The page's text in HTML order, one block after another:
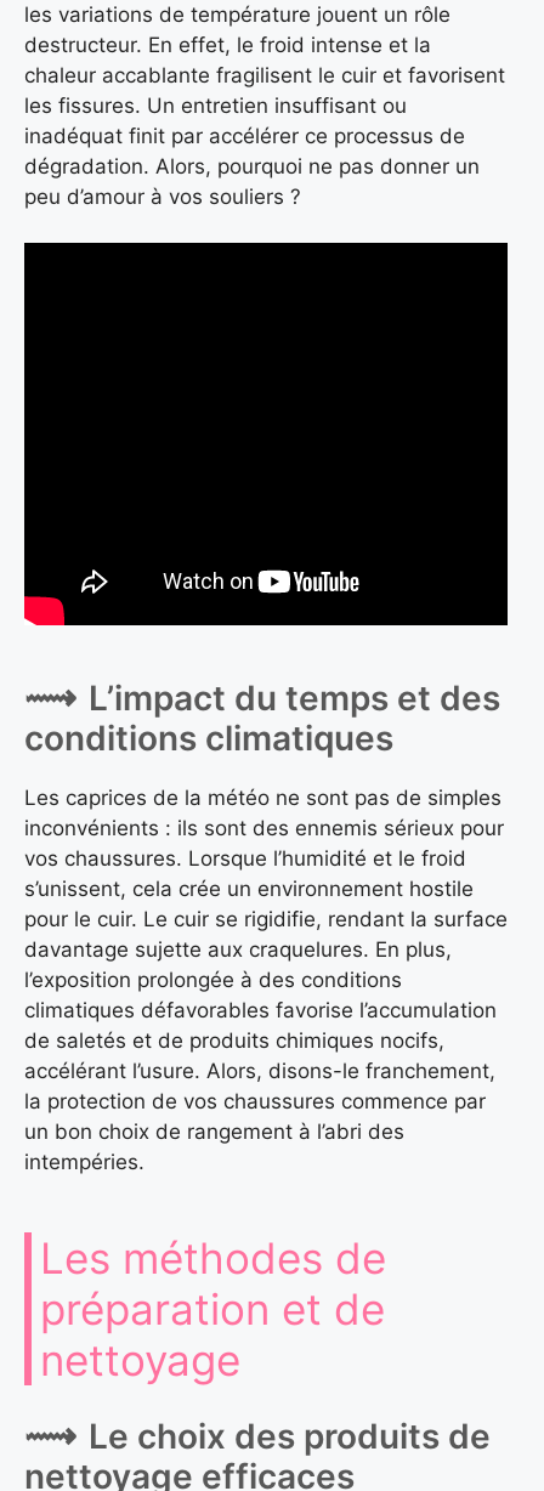
les variations de température jouent un rôle
destructeur. En effet, le froid intense et la
chaleur accablante fragilisent le cuir et favorisent
les fissures. Un entretien insuffisant ou
inadéquat finit par accélérer ce processus de
dégradation. Alors, pourquoi ne pas donner un
peu d’amour à vos souliers ?
L’impact du temps et des
conditions climatiques
Les caprices de la météo ne sont pas de simples
inconvénients : ils sont des ennemis sérieux pour
vos chaussures. Lorsque l’humidité et le froid
s’unissent, cela crée un environnement hostile
pour le cuir. Le cuir se rigidifie, rendant la surface
davantage sujette aux craquelures. En plus,
l’exposition prolongée à des conditions
climatiques défavorables favorise l’accumulation
de saletés et de produits chimiques nocifs,
accélérant l’usure. Alors, disons-le franchement,
la protection de vos chaussures commence par
un bon choix de rangement à l’abri des
intempéries.
Les méthodes de
préparation et de
nettoyage
Le choix des produits de
nettoyage efficaces